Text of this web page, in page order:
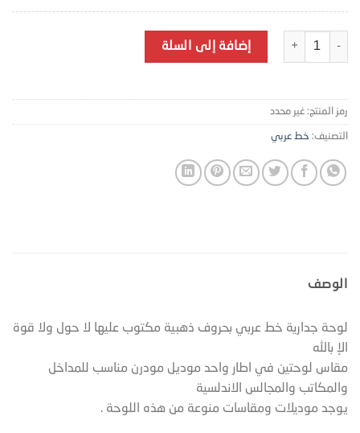
كمية خط عربي حروف ذهبية -A67-2F1
إضافة إلى السلة
رمز المنتج: غير محدد
التصنيف: خط عربي
الوصف
لوحة جدارية خط عربي بحروف ذهبية مكتوب عليها لا حول ولا قوة
الإ بالله
مقاس لوحتين في اطار واحد موديل مودرن مناسب للمداخل
والمكاتب والمجالس الاندلسية
يوجد موديلات ومقاسات منوعة من هذه اللوحة .